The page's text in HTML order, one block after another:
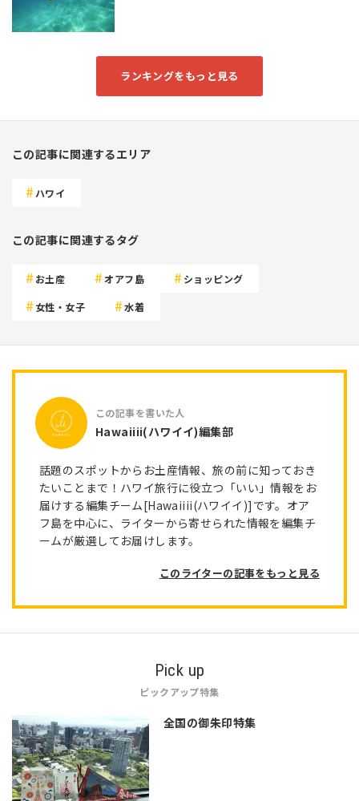
ランキングをもっと見る
この記事に関連するエリア
ハワイ
この記事に関連するタグ
お土産 オアフ島 ショッピング
女性・女子 水着
Hawaiiii(ハワイイ)編集部
話題のスポットからお土産情報、旅の前に知っておき
たいことまで！ハワイ旅行に役立つ「いい」情報をお
届けする編集チーム[Hawaiiii(ハワイイ)]です。オア
フ島を中心に、ライターから寄せられた情報を編集チ
ームが厳選してお届けします。
このライターの記事をもっと見る
Pick up
ピックアップ特集
全国の御朱印特集